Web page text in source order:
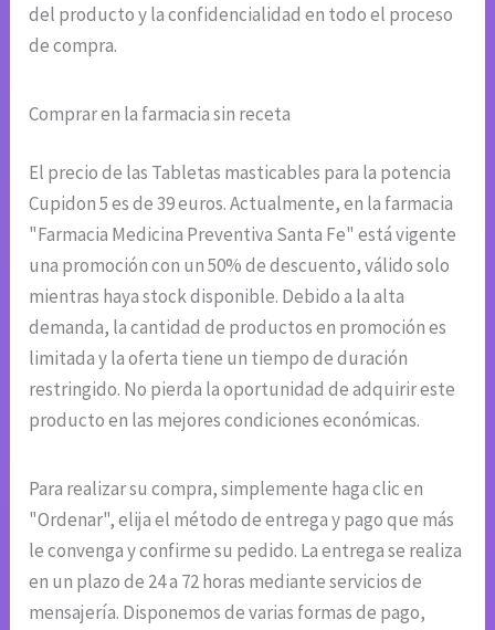
del producto y la confidencialidad en todo el proceso
de compra.
Comprar en la farmacia sin receta
El precio de las Tabletas masticables para la potencia
Cupidon 5 es de 39 euros. Actualmente, en la farmacia
"Farmacia Medicina Preventiva Santa Fe" está vigente
una promoción con un 50% de descuento, válido solo
mientras haya stock disponible. Debido a la alta
demanda, la cantidad de productos en promoción es
limitada y la oferta tiene un tiempo de duración
restringido. No pierda la oportunidad de adquirir este
producto en las mejores condiciones económicas.
Para realizar su compra, simplemente haga clic en
"Ordenar", elija el método de entrega y pago que más
le convenga y confirme su pedido. La entrega se realiza
en un plazo de 24 a 72 horas mediante servicios de
mensajería. Disponemos de varias formas de pago,